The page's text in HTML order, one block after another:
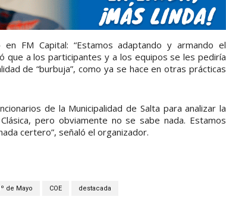
FM Capital: “Estamos adaptando y armando el
que a los participantes y a los equipos se les pediría
de “burbuja”, como ya se hace en otras prácticas
de la Municipalidad de Salta para analizar la
pero obviamente no se sabe nada. Estamos
certero”, señaló el organizador.
de Mayo COE destacada